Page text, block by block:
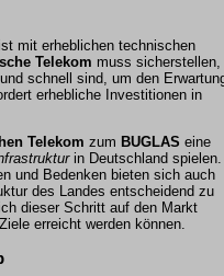
mit erheblichen technischen
Telekom muss sicherstellen,
schnell sind, um den
erhebliche Investitionen in
Telekom zum BUGLAS eine
in Deutschland spielen.
und Bedenken bieten sich auch
des Landes entscheidend zu
dieser Schritt auf den Markt
erreicht werden können.